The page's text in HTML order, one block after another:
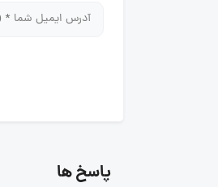
پاسخ ها